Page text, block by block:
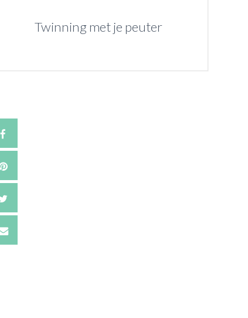
Twinning met je peuter